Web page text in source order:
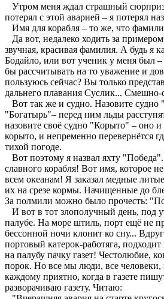
Утром меня ждал страшный сюрприз:
потерял с этой аварией – я потерял
Имя для корабля – то же, что
Да вот, недалеко ходить за
звучная, красивая фамилия. А будь я
Бодайло, или вот ученик у меня был
бы рассчитывать на то уважение и
пользуюсь сейчас? Вы только
дальнего плавания Суслик... Смешно-
Вот так же и судно. Назовите судно
"Богатырь"– перед ним льды
назовите своё судно "Корыто" – оно и
корыто, и непременно перевернётся
тихой погоде.
Вот поэтому я назвал яхту
славного корабля! Вот имя, которое
всем океанам! Я заказал медные
их на срезе кормы. Начищенные до
За полмили можно было прочесть:
И вот в тот злополучный день, под
палубе. На море штиль, порт ещё не
бессонной ночи клонит ко сну...
портовый катерок-работяга,
на палубу пачку газет! Честолюбие,
порок. Но все мы люди, все человеки,
каждому приятно, когда в газете
разворачиваю газету. Читаю: